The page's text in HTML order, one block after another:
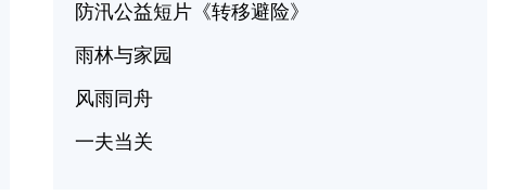
防汛公益短片《转移避险》
雨林与家园
风雨同舟
一夫当关